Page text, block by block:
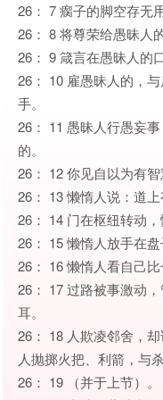
26： 7 瘸子的脚空存无
26： 8 将尊荣给愚昧人
26： 9 箴言在愚昧人的
26： 10 雇愚昧人的，
手。
26： 11 愚昧人行愚妄
的。
26： 12 你见自以为有
26： 13 懒惰人说：道上
26： 14 门在枢纽转动，
26： 15 懒惰人放手在
26： 16 懒惰人看自己
26： 17 过路被事激动
耳。
26： 18 人欺凌邻舍，
人抛掷火把、利箭，与
26： 19 （并于上节）。